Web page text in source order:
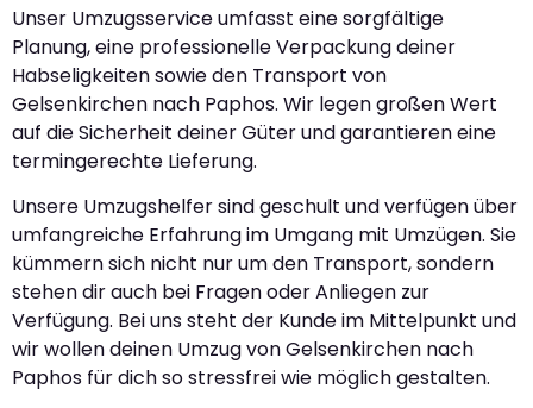
Unser Umzugsservice umfasst eine sorgfältige
Planung, eine professionelle Verpackung deiner
Habseligkeiten sowie den Transport von
Gelsenkirchen nach Paphos. Wir legen großen Wert
auf die Sicherheit deiner Güter und garantieren eine
termingerechte Lieferung.
Unsere Umzugshelfer sind geschult und verfügen über
umfangreiche Erfahrung im Umgang mit Umzügen. Sie
kümmern sich nicht nur um den Transport, sondern
stehen dir auch bei Fragen oder Anliegen zur
Verfügung. Bei uns steht der Kunde im Mittelpunkt und
wir wollen deinen Umzug von Gelsenkirchen nach
Paphos für dich so stressfrei wie möglich gestalten.